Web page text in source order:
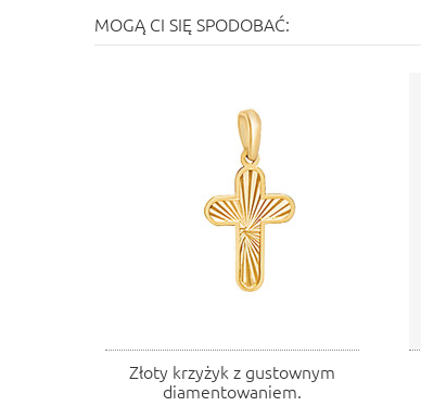
MOGĄ CI SIĘ SPODOBAĆ:
Złoty krzyżyk z gustownym
diamentowaniem.